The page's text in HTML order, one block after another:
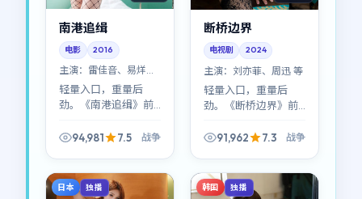
南港追缉
电影 2016
主演： 雷佳音、易烊千
玺 等
轻量入口，重量后
劲。《南港追缉》前
诗缩印；战争标签贴
题。
94,981 7.5 战争
断桥边界
电视剧 2024
主演： 刘亦菲、周迅 等
轻量入口，重量后
劲。《断桥边界》前
诗缩印；战争标签贴
题。
91,962 7.3 战争
日本 独播 韩国 独播